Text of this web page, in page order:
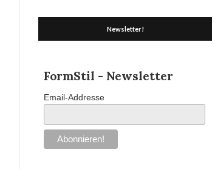
Newsletter!
FormStil - Newsletter
Email-Addresse